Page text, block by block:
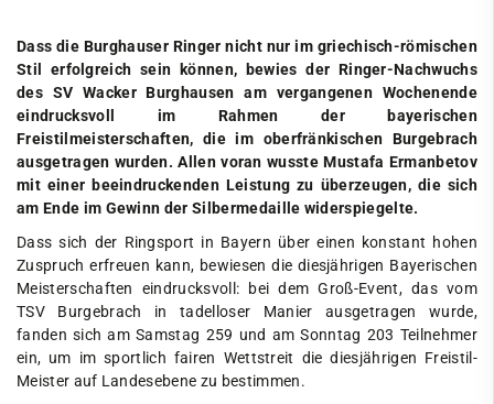
Dass die Burghauser Ringer nicht nur im griechisch-römischen
Stil erfolgreich sein können, bewies der Ringer-Nachwuchs
des SV Wacker Burghausen am vergangenen Wochenende
eindrucksvoll im Rahmen der bayerischen
Freistilmeisterschaften, die im oberfränkischen Burgebrach
ausgetragen wurden. Allen voran wusste Mustafa Ermanbetov
mit einer beeindruckenden Leistung zu überzeugen, die sich
am Ende im Gewinn der Silbermedaille widerspiegelte.
Dass sich der Ringsport in Bayern über einen konstant hohen
Zuspruch erfreuen kann, bewiesen die diesjährigen Bayerischen
Meisterschaften eindrucksvoll: bei dem Groß-Event, das vom
TSV Burgebrach in tadelloser Manier ausgetragen wurde,
fanden sich am Samstag 259 und am Sonntag 203 Teilnehmer
ein, um im sportlich fairen Wettstreit die diesjährigen Freistil-
Meister auf Landesebene zu bestimmen.